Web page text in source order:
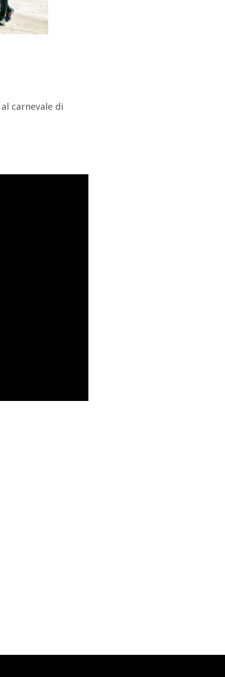
carnevale di